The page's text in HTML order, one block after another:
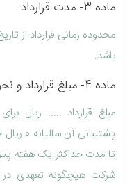
ماده 3- مدت قرارداد
محدوده زمانی قرارداد از
‌باشد.
ماده 4- مبلغ قرارداد و نحوه تخصیص
مبلغ قرارداد ..... ریال
تا مدت حداکثر یک هفته پس
شرکت هیچگونه تعهدی در